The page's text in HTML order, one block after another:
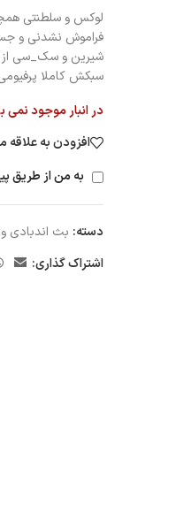
لوکس و سلطنتی
فراموش نشدنی و
شیرین و سک_سی از
سبکش کاملا
در انبار موجود نمی
افزودن به علاقه
به من از طریق
دسته: بث اندبادی
اشتراک گذاری: